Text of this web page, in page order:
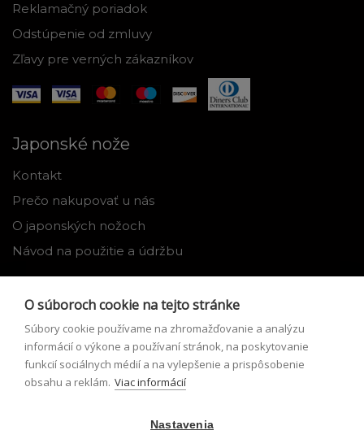
Reklamačný poriadok
Odstúpenie od zmluvy
Zľavy pre verných zákazníkov
Japonské nože
Kontakt
Prečo nakupovať u nás
O japonských nožoch
Návod na použitie a údržbu
Môj profil
Zabudnuté heslo
O súboroch cookie na tejto stránke
Súbory cookie používame na zhromažďovanie a analýzu
informácií o výkone a používaní stránok, na poskytovanie
funkcií sociálnych médií a na vylepšenie a prispôsobenie
obsahu a reklám. Viac informácií
Nastavenia